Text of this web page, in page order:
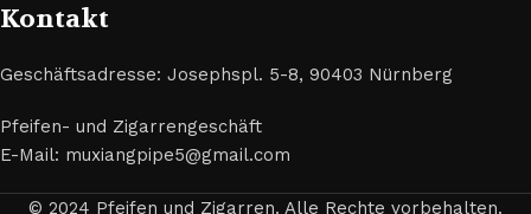
Kontakt
Geschäftsadresse: Josephspl. 5-8, 90403 Nürnberg
Pfeifen- und Zigarrengeschäft
E-Mail: muxiangpipe5@gmail.com
© 2024 Pfeifen und Zigarren. Alle Rechte vorbehalten.